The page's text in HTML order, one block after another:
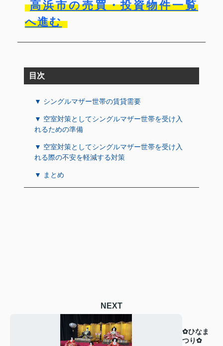
高浜市の売買・投資物件一覧
へ進む
目次
▼ シングルマザー世帯の賃貸需要
▼ 空室対策としてシングルマザー世帯を受け入
れるための準備
▼ 空室対策としてシングルマザー世帯を受け入
れる際の不安を軽減する対策
▼ まとめ
NEXT
✿ひなま
つり✿